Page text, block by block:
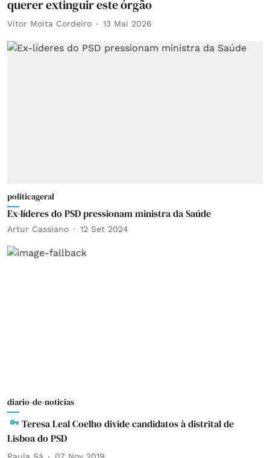
querer extinguir este órgão
Vítor Moita Cordeiro 13 Mai 2026
politicageral
Ex-líderes do PSD pressionam ministra da Saúde
Artur Cassiano 12 Set 2024
diario-de-noticias
Teresa Leal Coelho divide candidatos à distrital de
Lisboa do PSD